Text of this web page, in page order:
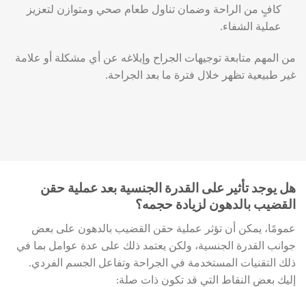
كافٍ من الراحة وضمان تناول طعام صحي ومتوازن لتعزيز
عملية الشفاء.
من المهم متابعة توجيهات الجراح وإبلاغه عن أي مشكلة أو علامة
غير طبيعية تظهر خلال فترة ما بعد الجراحة.
هل يوجد تأثير على القدرة الجنسية بعد عملية حقن
القضيب بالدهون لزيادة حجمه؟
عمومًا، يمكن أن تؤثر عملية حقن القضيب بالدهون على بعض
جوانب القدرة الجنسية، ولكن يعتمد ذلك على عدة عوامل بما في
ذلك التقنيات المستخدمة في الجراحة وتفاعل الجسم الفردي.
إليك بعض النقاط التي قد تكون ذات صلة: